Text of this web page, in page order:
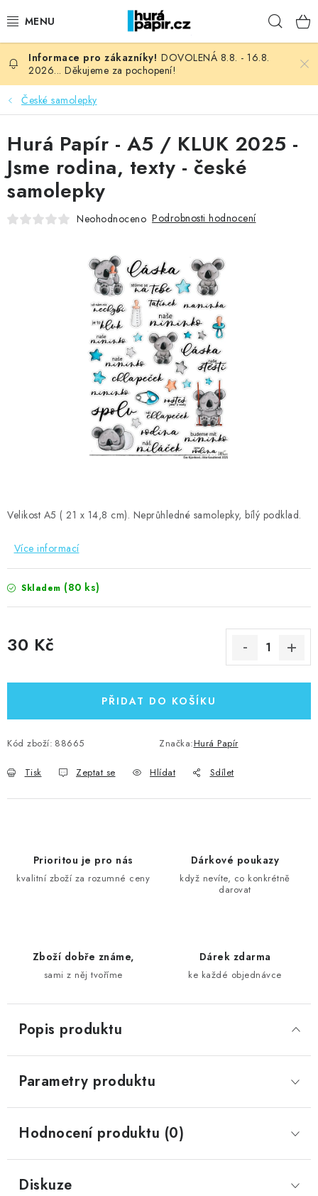
na
NOVINKY
HURÁ DÍLNA
VŠECHNO ZBOŽÍ
KNIHAŘSKÝ MATERIÁL
MOJE OBJEDNÁVKA
Kontakty Moje objednávka
Oblíbené ♥️
Hodnocení obchodu
Obchodní podmínky
Podmínky ochrany osobních údajů
Ověřování recenzí
DOVOLENÁ 8.8. - 16.8.
2026... Děkujeme za pochopení!
České samolepky
Velikost A5 ( 21 x 14,8 cm). Neprůhledné samolepky, bílý podklad.
Více informací
Skladem (80 ks)
30 Kč
PŘIDAT DO KOŠÍKU
Kód zboží: 88665 Značka:Hurá Papír
Tisk Zeptat se Hlídat Sdílet
Hurá Papír - A5 / KLUK 2025 -
Jsme rodina, texty - české
samolepky
Neohodnoceno Podrobnosti hodnocení
Prioritou je pro nás
kvalitní zboží za rozumné ceny
Dárkové poukazy
když nevíte, co konkrétně
darovat
Zboží dobře známe,
sami z něj tvoříme
Dárek zdarma
ke každé objednávce
Popis produktu
Parametry produktu
Hodnocení produktu (0)
Diskuze